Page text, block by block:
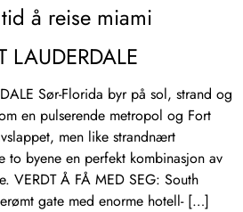
å reise miami
Sør-Florida byr på sol, strand og
en pulserende metropol og Fort
men like strandnært
to byene en perfekt kombinasjon av
VERDT Å FÅ MED SEG: South
gate med enorme hotell- […]